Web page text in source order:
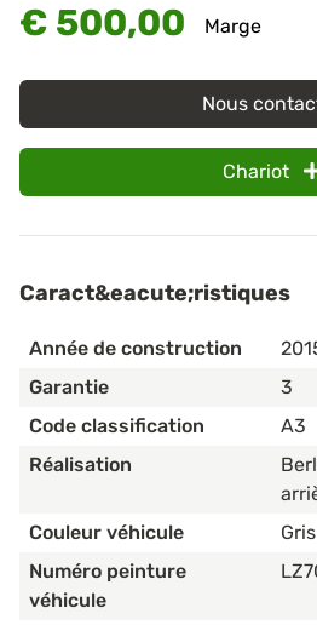
€ 500,00 Marge
Nous
Chariot
Caract&eacute;ristiques
Année de construction
Garantie
3
Code classification
A3
Réalisation
Couleur véhicule
Numéro peinture
véhicule